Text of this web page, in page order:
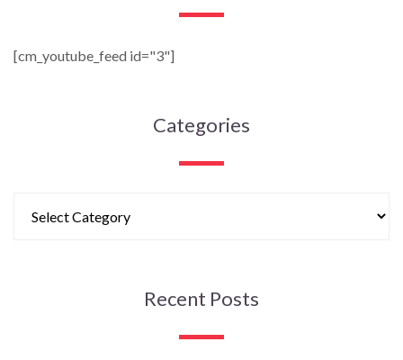
[cm_youtube_feed id="3"]
Categories
Recent Posts